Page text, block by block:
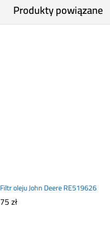
Produkty powiązane
Filtr oleju John Deere RE519626
75zł